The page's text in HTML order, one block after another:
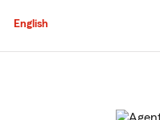
English